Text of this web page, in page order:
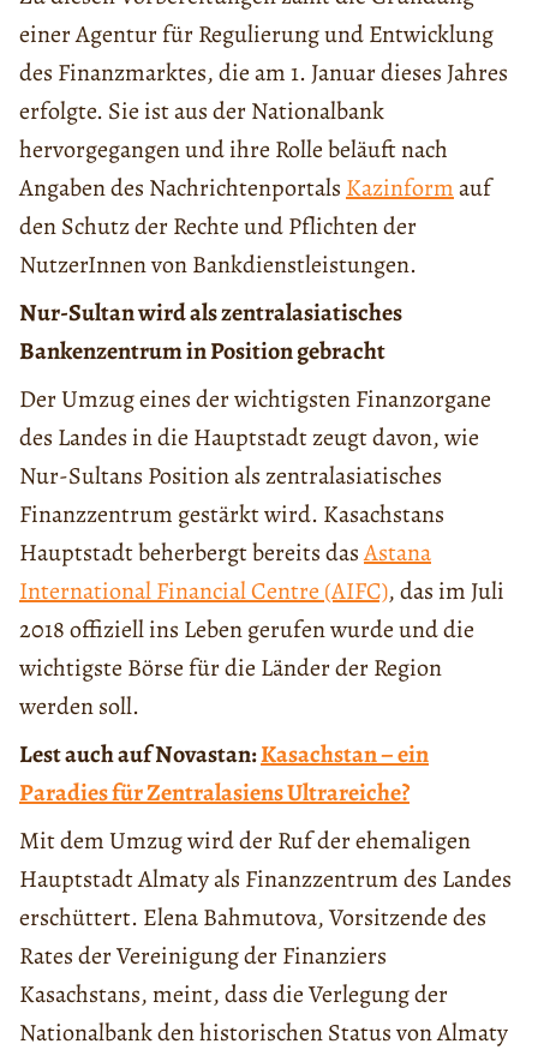
einer Agentur für Regulierung und Entwicklung
des Finanzmarktes, die am 1. Januar dieses Jahres
erfolgte. Sie ist aus der Nationalbank
hervorgegangen und ihre Rolle beläuft nach
Angaben des Nachrichtenportals Kazinformauf
den Schutz der Rechte und Pflichten der
NutzerInnen von Bankdienstleistungen.
Nur-Sultan wird als zentralasiatisches
Bankenzentrum in Position gebracht
Der Umzug eines der wichtigsten Finanzorgane
des Landes in die Hauptstadt zeugt davon, wie
Nur-Sultans Position als zentralasiatisches
Finanzzentrum gestärkt wird. Kasachstans
Hauptstadt beherbergt bereits dasAstana
International Financial Centre (AIFC), das im Juli
2018 offiziell ins Leben gerufen wurde und die
wichtigste Börse für die Länder der Region
werden soll.
Lest auch auf Novastan:Kasachstan – ein
Paradies für Zentralasiens Ultrareiche?
Mit dem Umzug wird der Ruf der ehemaligen
Hauptstadt Almaty als Finanzzentrum des Landes
erschüttert. Elena Bahmutova, Vorsitzende des
Rates der Vereinigung der Finanziers
Kasachstans, meint, dass die Verlegung der
Nationalbank den historischen Status von Almaty